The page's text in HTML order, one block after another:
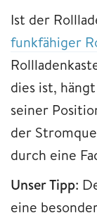
Ist der
funkfähiger
dies ist,
seiner
der
durch eine
Unser Tipp:
eine